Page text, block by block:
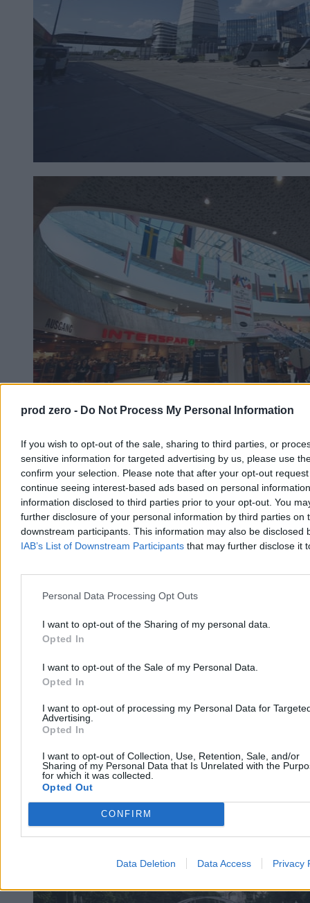
prod zero - Do Not Process My Personal Information
If you wish to opt-out of the sale, sharing to third parties, or
sensitive information for targeted advertising by us, please use
confirm your selection. Please note that after your opt-out
continue seeing interest-based ads based on personal
information disclosed to third parties prior to your opt-out. You
further disclosure of your personal information by third parties on
downstream participants. This information may also be disclosed
IAB’s List of Downstream Participants that may further disclose it
Personal Data Processing Opt Outs
I want to opt-out of the Sharing of my personal data.
Opted In
I want to opt-out of the Sale of my Personal Data.
Opted In
I want to opt-out of processing my Personal Data for
Advertising.
Opted In
I want to opt-out of Collection, Use, Retention, Sale, and/or
Sharing of my Personal Data that Is Unrelated with the
for which it was collected.
Opted Out
CONFIRM
Data Deletion Data Access Privacy